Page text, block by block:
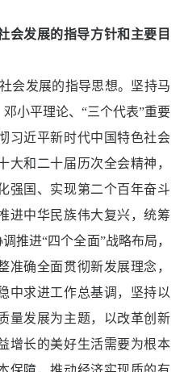
会发展的指导方针和主要目
发展的指导思想。坚持马
小平理论、“三个代表”重要
习近平新时代中国特色社会
大和二十届历次全会精神，
强国、实现第二个百年奋斗
进中华民族伟大复兴，统筹
推进“四个全面”战略布局，
准确全面贯彻新发展理念，
中求进工作总基调，坚持以
量发展为主题，以改革创新
增长的美好生活需要为根本